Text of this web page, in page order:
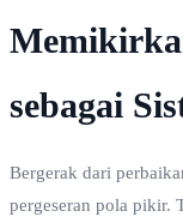
sebagai
Bergerak dari
pergeseran pola pikir.